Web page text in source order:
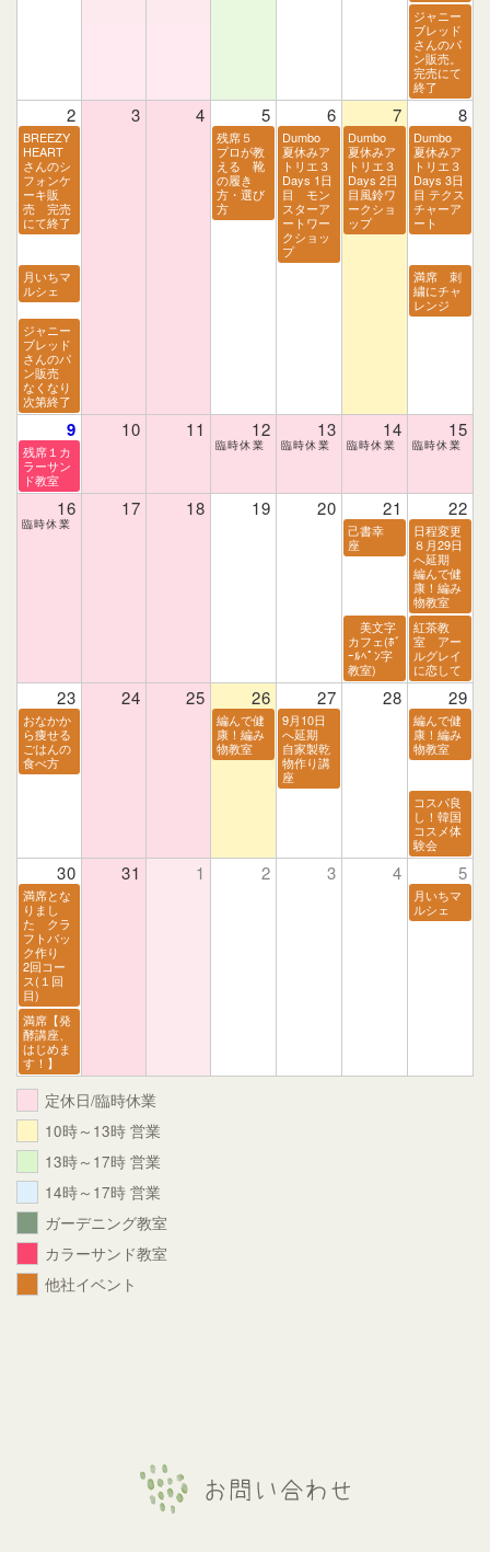
ジャニー
ブレッド
さんのパ
ン販売。
完売にて
終了
2 3 4 5 6 7 8
BREEZY
HEART
さんのシ
フォンケ
ーキ販
売 完売
にて終了
残席５
プロが教
える 靴
の履き
方・選び
方
Dumbo
夏休みア
トリエ３
Days 1日
目 モン
スターア
ートワー
クショッ
プ
Dumbo
夏休みア
トリエ３
Days 2日
目風鈴ワ
ークショ
ップ
Dumbo
夏休みア
トリエ３
Days 3日
目 テクス
チャーア
ート
月いちマ
ルシェ
満席 刺
繍にチャ
レンジ
ジャニー
ブレッド
さんのパ
ン販売
なくなり
次第終了
9 10 11 12 13 14 15
残席１カ
ラーサン
ド教室
16 17 18 19 20 21 22
己書幸
座
日程変更
８月29日
へ延期
編んで健
康！編み
物教室
美文字
カフェ(ﾎﾞ
ｰﾙﾍﾟﾝ字
教室)
紅茶教
室 アー
ルグレイ
に恋して
23 24 25 26 27 28 29
おなかか
ら痩せる
ごはんの
食べ方
編んで健
康！編み
物教室
9月10日
へ延期
自家製乾
物作り講
座
編んで健
康！編み
物教室
コスパ良
し！韓国
コスメ体
験会
30 31 1 2 3 4 5
満席とな
りまし
た クラ
フトバッ
ク作り
2回コー
ス(１回
目)
月いちマ
ルシェ
満席【発
酵講座、
はじめま
す！】
定休日/臨時休業
10時～13時 営業
13時～17時 営業
14時～17時 営業
ガーデニング教室
カラーサンド教室
他社イベント